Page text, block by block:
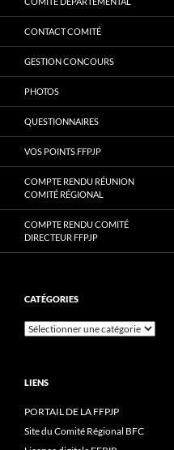
CONTACT COMITÉ
GESTION CONCOURS
PHOTOS
QUESTIONNAIRES
VOS POINTS FFPJP
COMPTE RENDU RÉUNION
COMITÉ RÉGIONAL
COMPTE RENDU COMITÉ
DIRECTEUR FFPJP
CATÉGORIES
Catégories
LIENS
PORTAIL DE LA FFPJP
Site du Comité Régional BFC